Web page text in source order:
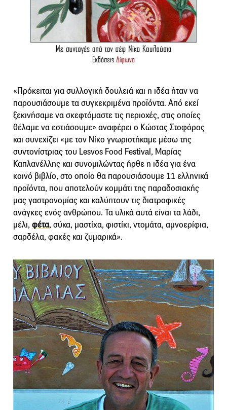
«Πρόκειται για συλλογική δουλειά και η ιδέα ήταν να
παρουσιάσουμε τα συγκεκριμένα προϊόντα. Από εκεί
ξεκινήσαμε να σκεφτόμαστε τις περιοχές, στις οποίες
θέλαμε να εστιάσουμε» αναφέρει ο Κώστας Στοφόρος
και συνεχίζει «με τον Νίκο γνωριστήκαμε μέσω της
συντονίστριας του Lesvos Food Festival, Μαρίας
Καπλανέλλης και συνομιλώντας ήρθε η ιδέα για ένα
κοινό βιβλίο, στο οποίο θα παρουσιάσουμε 11 ελληνικά
προϊόντα, που αποτελούν κομμάτι της παραδοσιακής
μας γαστρονομίας και καλύπτουν τις διατροφικές
ανάγκες ενός ανθρώπου. Τα υλικά αυτά είναι τα λάδι,
μέλι, φέτα, σύκα, μαστίχα, φιστίκι, ντομάτα, αμνοερίφια,
σαρδέλα, φακές και ζυμαρικά».